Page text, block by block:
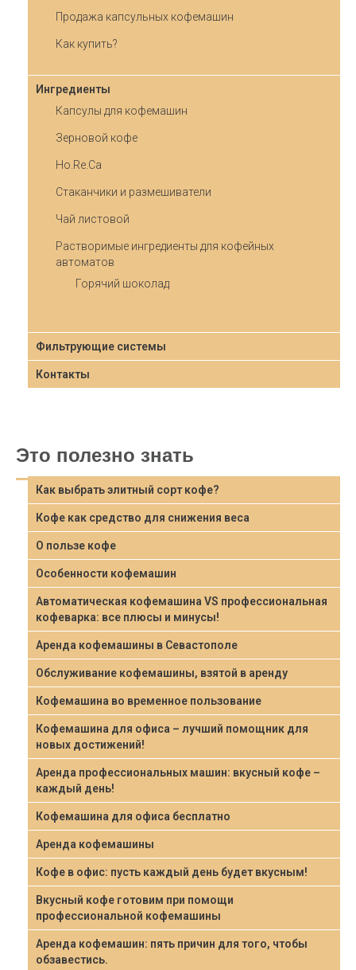
Продажа капсульных кофемашин
Как купить?
Ингредиенты
Капсулы для кофемашин
Зерновой кофе
Ho.Re.Ca
Стаканчики и размешиватели
Чай листовой
Растворимые ингредиенты для кофейных
автоматов
Горячий шоколад
Фильтрующие системы
Контакты
Это полезно знать
Как выбрать элитный сорт кофе?
Кофе как средство для снижения веса
О пользе кофе
Особенности кофемашин
Автоматическая кофемашина VS профессиональная
кофеварка: все плюсы и минусы!
Аренда кофемашины в Севастополе
Обслуживание кофемашины, взятой в аренду
Кофемашина во временное пользование
Кофемашина для офиса – лучший помощник для
новых достижений!
Аренда профессиональных машин: вкусный кофе –
каждый день!
Кофемашина для офиса бесплатно
Аренда кофемашины
Кофе в офис: пусть каждый день будет вкусным!
Вкусный кофе готовим при помощи
профессиональной кофемашины
Аренда кофемашин: пять причин для того, чтобы
обзавестись.